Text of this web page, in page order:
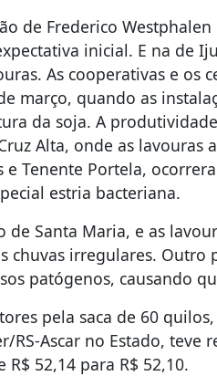
de Frederico
inicial. E na de
As cooperativas e os
março, quando as
da soja. A
Alta, onde as lavouras
e Tenente Portela,
estria bacteriana.
de Santa Maria, e as
chuvas irregulares. Outro
patógenos, causando
pela saca de 60
RS-Ascar no Estado, teve
52,14 para R$ 52,10.